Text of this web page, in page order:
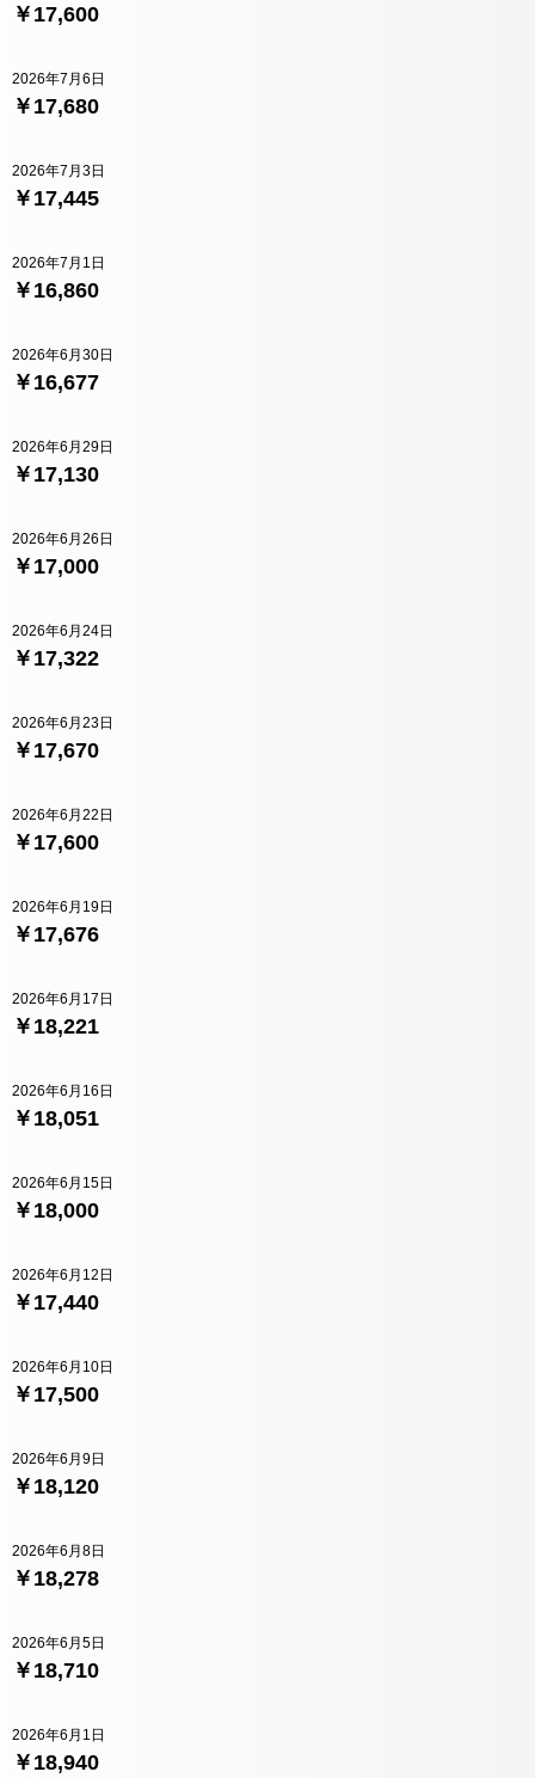
￥17,600
￥17,680
2026年7月6日
￥17,445
2026年7月3日
￥16,860
2026年7月1日
￥16,677
2026年6月30日
￥17,130
2026年6月29日
￥17,000
2026年6月26日
￥17,322
2026年6月24日
￥17,670
2026年6月23日
￥17,600
2026年6月22日
￥17,676
2026年6月19日
￥18,221
2026年6月17日
￥18,051
2026年6月16日
￥18,000
2026年6月15日
￥17,440
2026年6月12日
￥17,500
2026年6月10日
￥18,120
2026年6月9日
￥18,278
2026年6月8日
￥18,710
2026年6月5日
￥18,940
2026年6月1日